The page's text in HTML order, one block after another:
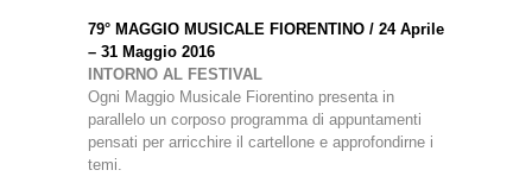
79° MAGGIO MUSICALE FIORENTINO / 24 Aprile
– 31 Maggio 2016
INTORNO AL FESTIVAL
Ogni Maggio Musicale Fiorentino presenta in
parallelo un corposo programma di appuntamenti
pensati per arricchire il cartellone e approfondirne i
temi.